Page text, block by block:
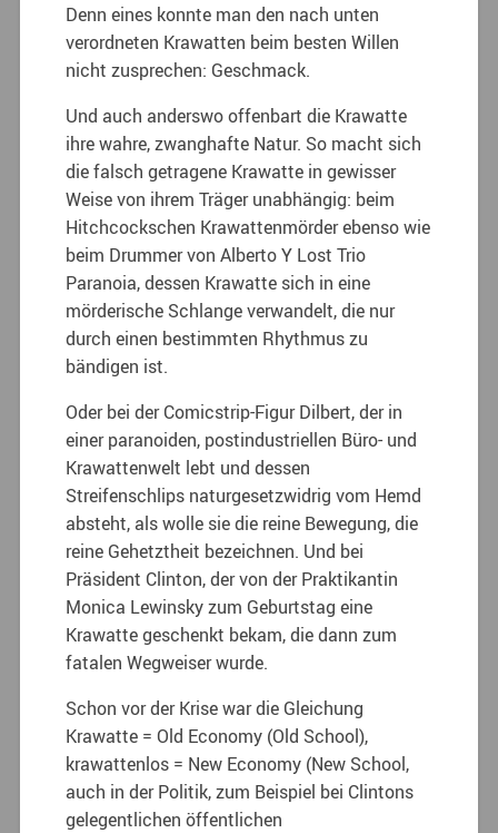
Denn eines konnte man den nach unten
verordneten Krawatten beim besten Willen
nicht zusprechen: Geschmack.
Und auch anderswo offenbart die Krawatte
ihre wahre, zwanghafte Natur. So macht sich
die falsch getragene Krawatte in gewisser
Weise von ihrem Träger unabhängig: beim
Hitchcockschen Krawattenmörder ebenso wie
beim Drummer von Alberto Y Lost Trio
Paranoia, dessen Krawatte sich in eine
mörderische Schlange verwandelt, die nur
durch einen bestimmten Rhythmus zu
bändigen ist.
Oder bei der Comicstrip-Figur Dilbert, der in
einer paranoiden, postindustriellen Büro- und
Krawattenwelt lebt und dessen
Streifenschlips naturgesetzwidrig vom Hemd
absteht, als wolle sie die reine Bewegung, die
reine Gehetztheit bezeichnen. Und bei
Präsident Clinton, der von der Praktikantin
Monica Lewinsky zum Geburtstag eine
Krawatte geschenkt bekam, die dann zum
fatalen Wegweiser wurde.
Schon vor der Krise war die Gleichung
Krawatte = Old Economy (Old School),
krawattenlos = New Economy (New School,
auch in der Politik, zum Beispiel bei Clintons
gelegentlichen öffentlichen